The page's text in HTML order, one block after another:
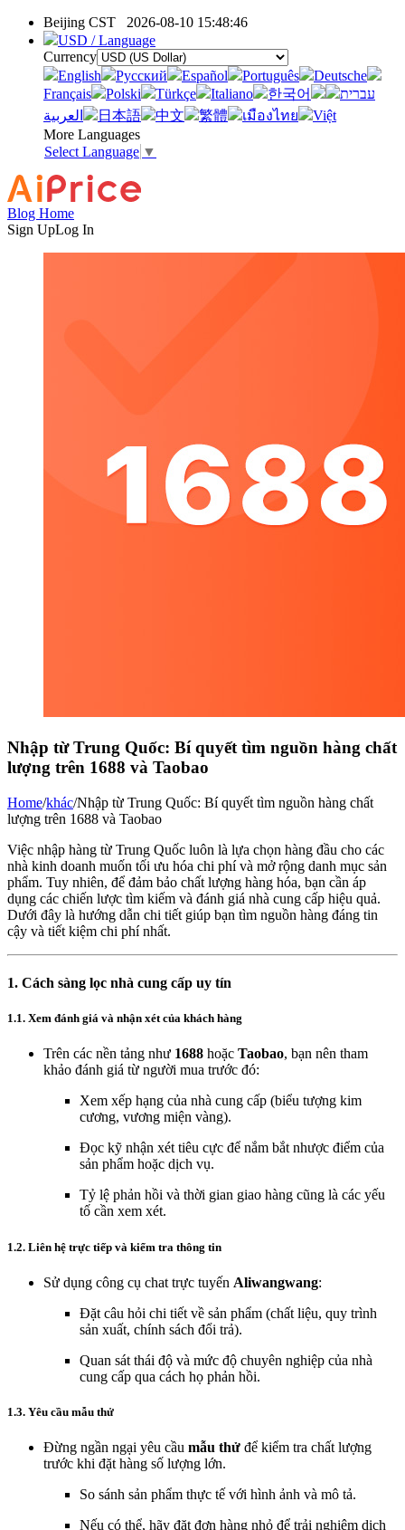
Beijing CST 2026-08-10 15:48:46
USD / Language
Currency
English
Pусский Español Português
Deutsche
Français
Polski Türkçe Italiano 한국어
עברית
العربية
日本語 中文 繁體 เมืองไทย
Việt
More Languages
Select Language ▼
Blog Home
Sign UpLog In
Nhập từ Trung Quốc: Bí quyết tìm nguồn hàng chất
lượng trên 1688 và Taobao
Home/khác/Nhập từ Trung Quốc: Bí quyết tìm nguồn hàng chất
lượng trên 1688 và Taobao
Việc nhập hàng từ Trung Quốc luôn là lựa chọn hàng đầu cho các
nhà kinh doanh muốn tối ưu hóa chi phí và mở rộng danh mục sản
phẩm. Tuy nhiên, để đảm bảo chất lượng hàng hóa, bạn cần áp
dụng các chiến lược tìm kiếm và đánh giá nhà cung cấp hiệu quả.
Dưới đây là hướng dẫn chi tiết giúp bạn tìm nguồn hàng đáng tin
cậy và tiết kiệm chi phí nhất.
1. Cách sàng lọc nhà cung cấp uy tín
1.1. Xem đánh giá và nhận xét của khách hàng
Trên các nền tảng như 1688 hoặc Taobao, bạn nên tham
khảo đánh giá từ người mua trước đó:
Xem xếp hạng của nhà cung cấp (biểu tượng kim
cương, vương miện vàng).
Đọc kỹ nhận xét tiêu cực để nắm bắt nhược điểm của
sản phẩm hoặc dịch vụ.
Tỷ lệ phản hồi và thời gian giao hàng cũng là các yếu
tố cần xem xét.
1.2. Liên hệ trực tiếp và kiểm tra thông tin
Sử dụng công cụ chat trực tuyến Aliwangwang:
Đặt câu hỏi chi tiết về sản phẩm (chất liệu, quy trình
sản xuất, chính sách đổi trả).
Quan sát thái độ và mức độ chuyên nghiệp của nhà
cung cấp qua cách họ phản hồi.
1.3. Yêu cầu mẫu thử
Đừng ngần ngại yêu cầu mẫu thử để kiểm tra chất lượng
trước khi đặt hàng số lượng lớn.
So sánh sản phẩm thực tế với hình ảnh và mô tả.
Nếu có thể, hãy đặt đơn hàng nhỏ để trải nghiệm dịch